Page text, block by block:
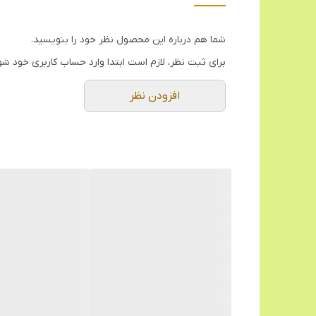
شما هم درباره این محصول نظر خود را بنویسید.
برای ثبت نظر، لازم است ابتدا وارد حساب کاربری خود
افزودن نظر